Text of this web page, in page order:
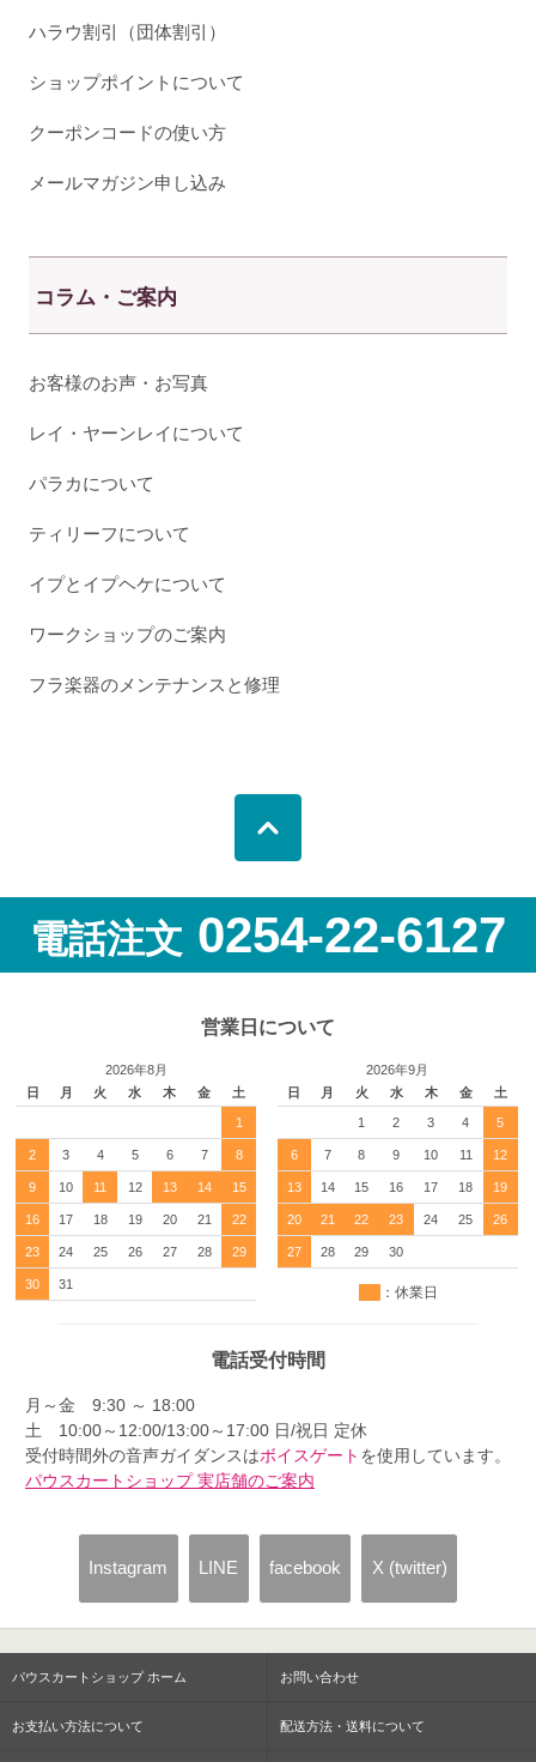
ハラウ割引（団体割引）
ショップポイントについて
クーポンコードの使い方
メールマガジン申し込み
コラム・ご案内
お客様のお声・お写真
レイ・ヤーンレイについて
パラカについて
ティリーフについて
イプとイプヘケについて
ワークショップのご案内
フラ楽器のメンテナンスと修理
電話注文 0254-22-6127
営業日について
2026年8月
日
月 火 水 木 金 土
1
2 3 4 5 6 7 8
9 10 11 12 13 14 15
16 17 18 19 20 21 22
23 24 25 26 27 28 29
30 31
2026年9月
日
月 火 水 木 金 土
1 2 3 4 5
6 7 8 9 10 11 12
13 14 15 16 17 18 19
20 21 22 23 24 25 26
27 28 29 30
：休業日
電話受付時間
月～金 9:30 ～ 18:00
土 10:00～12:00/13:00～17:00 日/祝日 定休
受付時間外の音声ガイダンスはボイスゲート を使用しています。
パウスカートショップ 実店舗のご案内
Instagram LINE facebook X (twitter)
パウスカートショップ ホーム お問い合わせ
お支払い方法について 配送方法・送料について